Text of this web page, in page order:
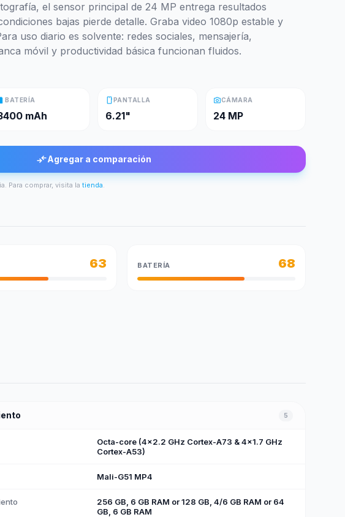
el sensor principal de 24 MP entrega resultados
bajas pierde detalle. Graba video 1080p estable y
uso diario es solvente: redes sociales, mensajería,
móvil y productividad básica funcionan fluidos.
BATERÍA
mAh
smartphonePANTALLA
6.21"
photo_cameraCÁMARA
24 MP
compare_arrowsAgregar a comparación
Para comprar, visita la tienda.
63 BATERÍA 68
5
Octa-core (4x2.2 GHz Cortex-A73 & 4x1.7 GHz
Cortex-A53)
Mali-G51 MP4
256 GB, 6 GB RAM or 128 GB, 4/6 GB RAM or 64
GB, 6 GB RAM